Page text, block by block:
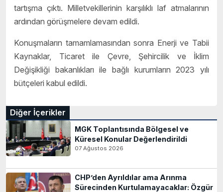
tartışma çıktı. Milletvekillerinin karşılıklı laf atmalarının
ardından görüşmelere devam edildi.
Konuşmaların tamamlamasından sonra Enerji ve Tabii
Kaynaklar, Ticaret ile Çevre, Şehircilik ve İklim
Değişikliği bakanlıkları ile bağlı kurumların 2023 yılı
bütçeleri kabul edildi.
Diğer İçerikler
MGK Toplantısında Bölgesel ve
Küresel Konular Değerlendirildi
07 Ağustos 2026
CHP’den Ayrıldılar ama Arınma
Sürecinden Kurtulamayacaklar: Özgür